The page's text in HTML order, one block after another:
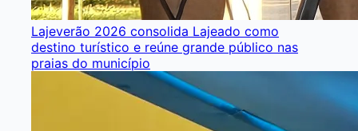
Lajeverão 2026 consolida Lajeado como
destino turístico e reúne grande público nas
praias do município